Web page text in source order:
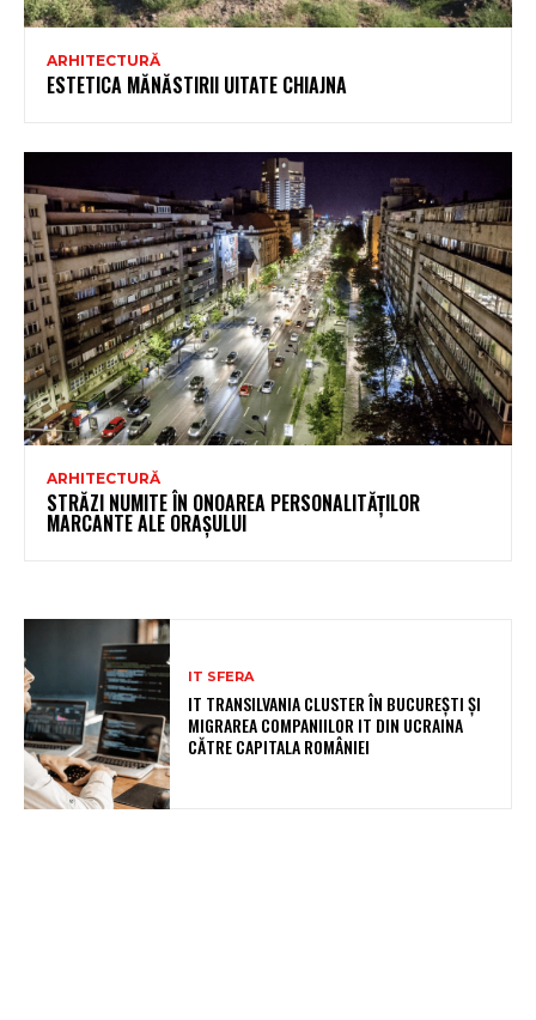
ARHITECTURĂ
ESTETICA MĂNĂSTIRII UITATE CHIAJNA
ARHITECTURĂ
STRĂZI NUMITE ÎN ONOAREA PERSONALITĂȚILOR
MARCANTE ALE ORAȘULUI
IT SFERA
IT TRANSILVANIA CLUSTER ÎN BUCUREȘTI ȘI
MIGRAREA COMPANIILOR IT DIN UCRAINA
CĂTRE CAPITALA ROMÂNIEI